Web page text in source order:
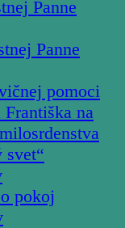
Panne
Panne
pomoci
na
svet“
pokoj